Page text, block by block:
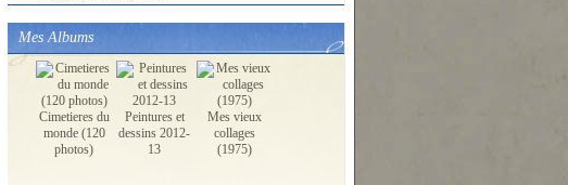
Mes Albums
Cimetieres du
monde (120
photos)
Peintures et
dessins 2012-
13
Mes vieux
collages
(1975)